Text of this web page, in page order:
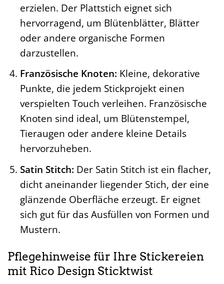
erzielen. Der Plattstich eignet sich
hervorragend, um Blütenblätter, Blätter
oder andere organische Formen
darzustellen.
Französische Knoten: Kleine, dekorative
Punkte, die jedem Stickprojekt einen
verspielten Touch verleihen. Französische
Knoten sind ideal, um Blütenstempel,
Tieraugen oder andere kleine Details
hervorzuheben.
Satin Stitch: Der Satin Stitch ist ein flacher,
dicht aneinander liegender Stich, der eine
glänzende Oberfläche erzeugt. Er eignet
sich gut für das Ausfüllen von Formen und
Mustern.
Pflegehinweise für Ihre Stickereien
mit Rico Design Sticktwist